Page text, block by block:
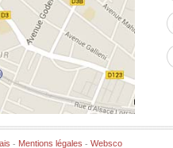
- Mentions légales - Websco